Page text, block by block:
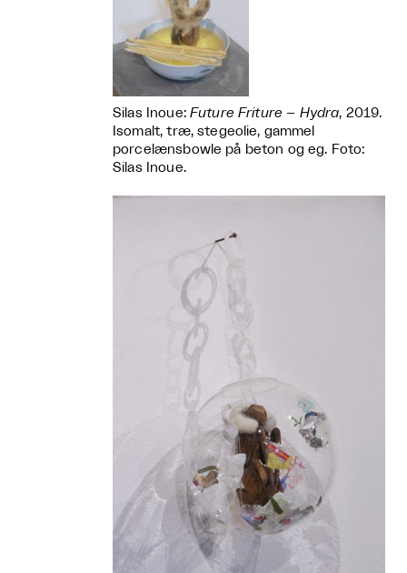
Silas Inoue: Future Friture – Hydra, 2019.
Isomalt, træ, stegeolie, gammel
porcelænsbowle på beton og eg. Foto:
Silas Inoue.